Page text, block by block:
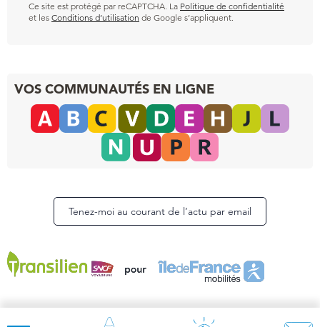
Ce site est protégé par reCAPTCHA. La Politique de confidentialité
et les Conditions d’utilisation de Google s’appliquent.
VOS COMMUNAUTÉS EN LIGNE
Tenez-moi au courant de l’actu par email